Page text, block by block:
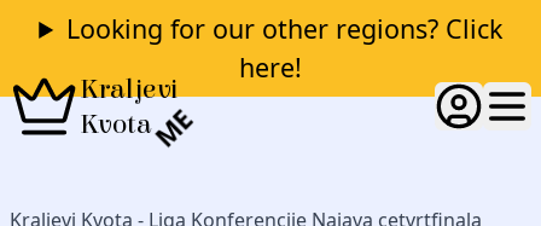
Looking for our other regions? Click
here!
Kraljevi
KvotaME
Kraljevi Kvota - Liga Konferencije Najava cetvrtfinala